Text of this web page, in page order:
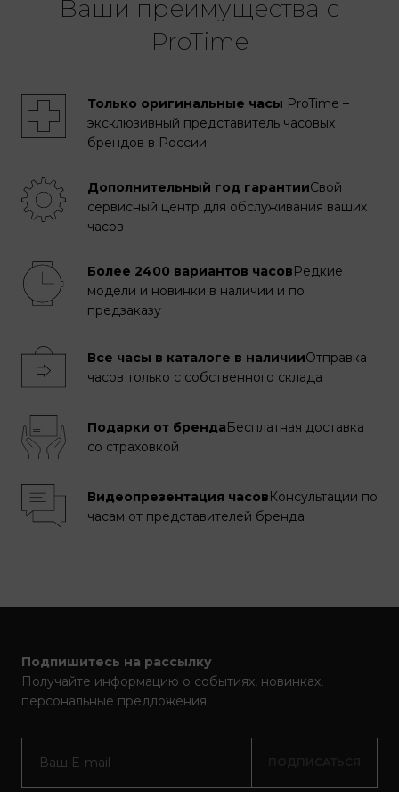
Ваши преимущества с
ProTime
Только оригинальные часы ProTime –
эксклюзивный представитель часовых
брендов в России
Дополнительный год гарантииСвой
сервисный центр для обслуживания ваших
часов
Более 2400 вариантов часовРедкие
модели и новинки в наличии и по
предзаказу
Все часы в каталоге в наличииОтправка
часов только с собственного склада
Подарки от брендаБесплатная доставка
со страховкой
Видеопрезентация часовКонсультации по
часам от представителей бренда
Подпишитесь на рассылку
Получайте информацию о событиях, новинках,
персональные предложения